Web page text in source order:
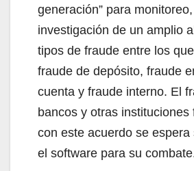
generación” para
investigación de un amplio
tipos de fraude entre los
fraude de depósito, fraude
cuenta y fraude interno. El
bancos y otras instituciones
con este acuerdo se espera
el software para su